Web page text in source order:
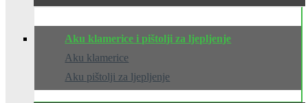
Aku klamerice i pištolji za ljepljenje
Aku klamerice
Aku pištolji za ljepljenje